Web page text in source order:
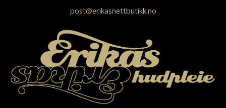
post@erikasnettbutikk.no